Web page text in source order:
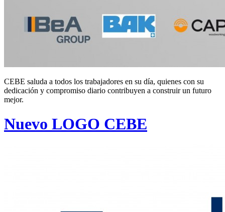
CEBE saluda a todos los trabajadores en su día, quienes con su
dedicación y compromiso diario contribuyen a construir un futuro
mejor.
Nuevo LOGO CEBE